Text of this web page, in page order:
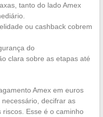
tanto do lado Amex
ou cashback cobrem
do
clara sobre as etapas até
Amex em euros
decifrar as
Esse é o caminho